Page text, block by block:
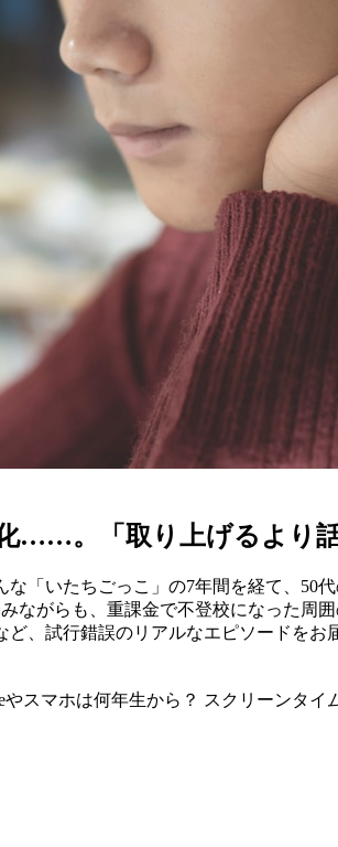
……。「取り上げるより
いたちごっこ」の7年間を経て、50
ながらも、重課金で不登校になった周
、試行錯誤のリアルなエピソードをお
スマホは何年生から？ スクリーンタ